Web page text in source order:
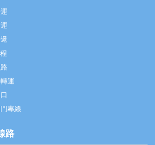
運
專線
路